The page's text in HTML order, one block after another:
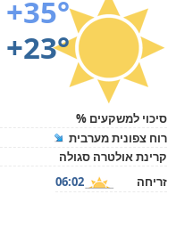
+35°
+23°
סיכוי למשקעים %
רוח צפונית מערבית
קרינת אולטרה סגולה
זריחה
06:02